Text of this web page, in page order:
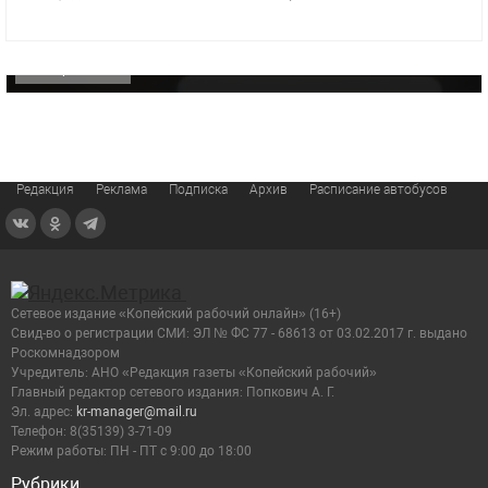
Редакция Реклама Подписка Архив Расписание автобусов
Сетевое издание «Копейский рабочий онлайн» (16+)
Cвид-во о регистрации СМИ: ЭЛ № ФС 77 - 68613 от 03.02.2017 г. выдано
Роскомнадзором
Учредитель: АНО «Редакция газеты «Копейский рабочий»
Главный редактор сетевого издания: Попкович А. Г.
Эл. адрес: kr-manager@mail.ru
Телефон: 8(35139) 3-71-09
Режим работы: ПН - ПТ с 9:00 до 18:00